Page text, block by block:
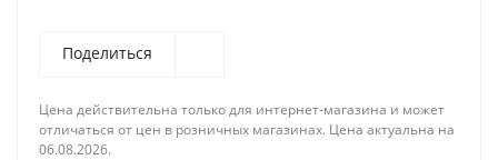
Поделиться
Цена действительна только для интернет-магазина и может
отличаться от цен в розничных магазинах. Цена актуальна на
06.08.2026.